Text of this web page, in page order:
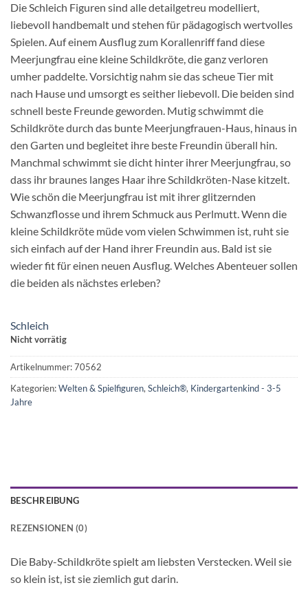
Die Schleich Figuren sind alle detailgetreu modelliert,
liebevoll handbemalt und stehen für pädagogisch wertvolles
Spielen. Auf einem Ausflug zum Korallenriff fand diese
Meerjungfrau eine kleine Schildkröte, die ganz verloren
umher paddelte. Vorsichtig nahm sie das scheue Tier mit
nach Hause und umsorgt es seither liebevoll. Die beiden sind
schnell beste Freunde geworden. Mutig schwimmt die
Schildkröte durch das bunte Meerjungfrauen-Haus, hinaus in
den Garten und begleitet ihre beste Freundin überall hin.
Manchmal schwimmt sie dicht hinter ihrer Meerjungfrau, so
dass ihr braunes langes Haar ihre Schildkröten-Nase kitzelt.
Wie schön die Meerjungfrau ist mit ihrer glitzernden
Schwanzflosse und ihrem Schmuck aus Perlmutt. Wenn die
kleine Schildkröte müde vom vielen Schwimmen ist, ruht sie
sich einfach auf der Hand ihrer Freundin aus. Bald ist sie
wieder fit für einen neuen Ausflug. Welches Abenteuer sollen
die beiden als nächstes erleben?
Schleich
Nicht vorrätig
Artikelnummer:70562
Kategorien:Welten & Spielfiguren, Schleich®, Kindergartenkind - 3-5
Jahre
BESCHREIBUNG
REZENSIONEN (0)
Die Baby-Schildkröte spielt am liebsten Verstecken. Weil sie
so klein ist, ist sie ziemlich gut darin.